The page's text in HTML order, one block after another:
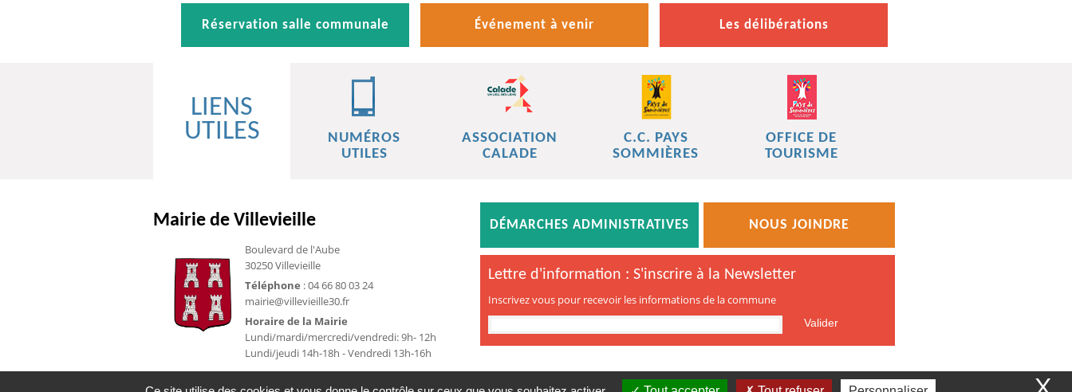
Réservation salle communale Événement à venir Les délibérations
LIENS
UTILES
NUMÉROS
UTILES
ASSOCIATION
CALADE
C.C. PAYS
SOMMIÈRES
OFFICE DE
TOURISME
Mairie de Villevieille
Boulevard de l'Aube
30250 Villevieille
Téléphone : 04 66 80 03 24
mairie@villevieille30.fr
Horaire de la Mairie
Lundi/mardi/mercredi/vendredi: 9h- 12h
Lundi/jeudi 14h-18h - Vendredi 13h-16h
DÉMARCHES ADMINISTRATIVES NOUS JOINDRE
Lettre d'information : S'inscrire à la Newsletter
Inscrivez vous pour recevoir les informations de la commune